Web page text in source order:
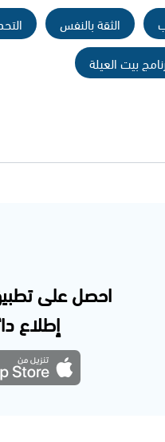
الثقة بالنفس
بيت العيلة
احصل على
إطلاع